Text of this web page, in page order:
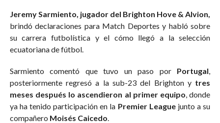
Jeremy Sarmiento, jugador del Brighton Hove & Alvion,
brindó declaraciones para Match Deportes y habló sobre
su carrera futbolística y el cómo llegó a la selección
ecuatoriana de fútbol.
Sarmiento comentó que tuvo un paso por Portugal,
posteriormente regresó a la sub-23 del Brighton y tres
meses después lo ascendieron al primer equipo, donde
ya ha tenido participación en la Premier Leaguejunto a su
compañero Moisés Caicedo.